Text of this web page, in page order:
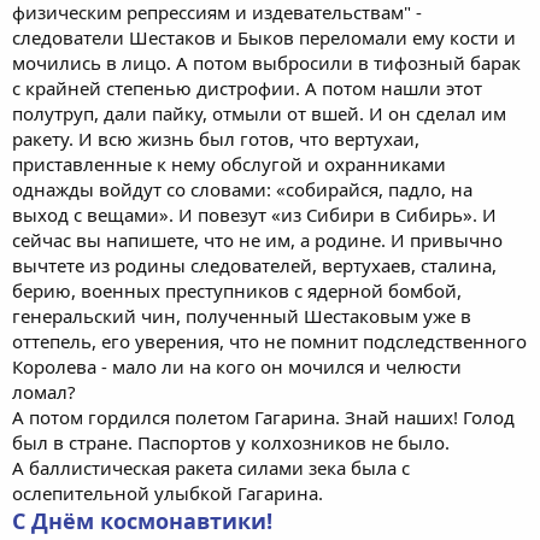
физическим репрессиям и издевательствам" -
следователи Шестаков и Быков переломали ему кости и
мочились в лицо. А потом выбросили в тифозный барак
с крайней степенью дистрофии. А потом нашли этот
полутруп, дали пайку, отмыли от вшей. И он сделал им
ракету. И всю жизнь был готов, что вертухаи,
приставленные к нему обслугой и охранниками
однажды войдут со словами: «собирайся, падло, на
выход с вещами». И повезут «из Сибири в Сибирь». И
сейчас вы напишете, что не им, а родине. И привычно
вычтете из родины следователей, вертухаев, сталина,
берию, военных преступников с ядерной бомбой,
генеральский чин, полученный Шестаковым уже в
оттепель, его уверения, что не помнит подследственного
Королева - мало ли на кого он мочился и челюсти
ломал?
А потом гордился полетом Гагарина. Знай наших! Голод
был в стране. Паспортов у колхозников не было.
А баллистическая ракета силами зека была с
ослепительной улыбкой Гагарина.
С Днём космонавтики!